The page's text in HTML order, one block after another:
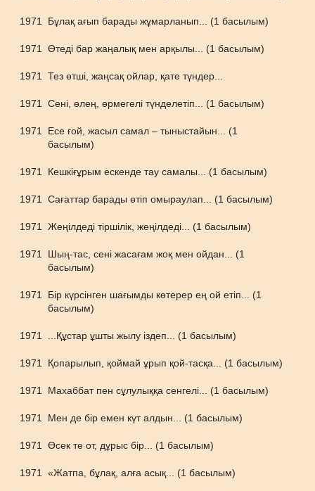
1971 Бұлақ ағып барады жұмарланып... (1 басылым)
1971 Өтеді бар жаңалық мен арқылы... (1 басылым)
1971 Тез өтші, жаңсақ ойлар, қате түндер...
1971 Сені, өлең, өрмегелі түнделетіп... (1 басылым)
1971
Есе ғой, жасыл самал – тыныстайын... (1
басылым)
1971 Кешкіғұрым ескенде тау самалы... (1 басылым)
1971 Сағаттар барады өтіп омыраулап... (1 басылым)
1971 Жеңілдеді тіршілік, жеңілдеді... (1 басылым)
1971
Шың-тас, сені жасағам жоқ мен ойдан... (1
басылым)
1971
Бір күрсінген шағымды көтерер ең ой етіп... (1
басылым)
1971 ...Құстар ұшты жылу іздеп... (1 басылым)
1971 Қопарылып, қоймай ұрып қой-тасқа... (1 басылым)
1971 Махаббат пен сұлулыққа сенгелі... (1 басылым)
1971 Мен де бір емен күт алдын... (1 басылым)
1971 Өсек те от, дұрыс бір... (1 басылым)
1971 «Жатпа, бұлақ, алға асық... (1 басылым)